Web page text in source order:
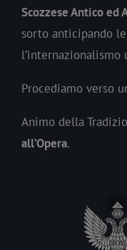
Scozzese Antico ed
sorto anticipando
l’internazionalismo
Procediamo verso
Animo della
all’Opera.